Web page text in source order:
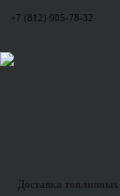
+7 (812) 905-78-32
Доставка